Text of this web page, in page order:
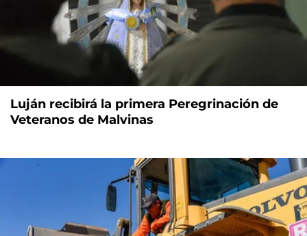
Luján recibirá la primera Peregrinación de
Veteranos de Malvinas